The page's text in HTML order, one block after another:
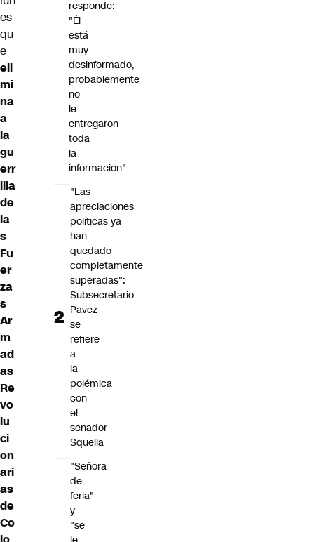
es
qu
e
eli
mi
na
a
la
gu
err
illa
de
la
s
Fu
er
za
s
Ar
m
ad
as
Re
vo
lu
ci
on
ari
as
de
Co
responde:
"Él
está
muy
desinformado,
probablemente
no
le
entregaron
toda
la
información"
"Las
apreciaciones
políticas ya
han
quedado
completamente
superadas":
Subsecretario
Pavez
se
refiere
a
la
polémica
con
el
senador
Squella
"Señora
de
feria"
y
"se